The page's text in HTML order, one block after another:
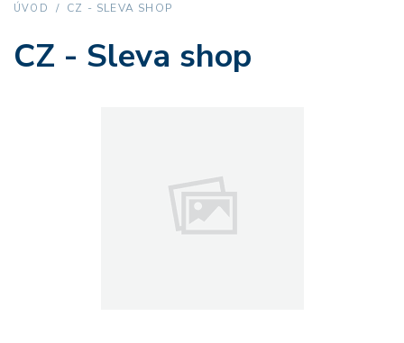
ÚVOD CZ - SLEVA SHOP
CZ - Sleva shop